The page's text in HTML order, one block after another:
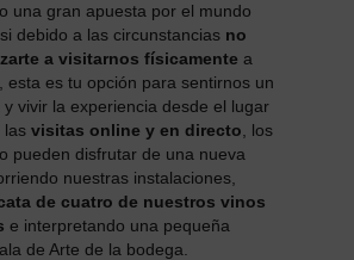
una gran apuesta por el mundo
debido a las circunstancias no
a visitarnos físicamente a
esta es tu opción para sentirnos un
vivir la experiencia desde el lugar
las visitas online y en directo , los
pueden disfrutar de una nueva
nuestras instalaciones,
de cuatro de nuestros vinos
e interpretando una pequeña
de Arte de la bodega.